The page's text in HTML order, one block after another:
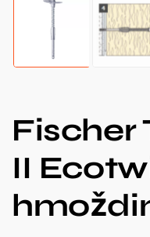
Fischer
II